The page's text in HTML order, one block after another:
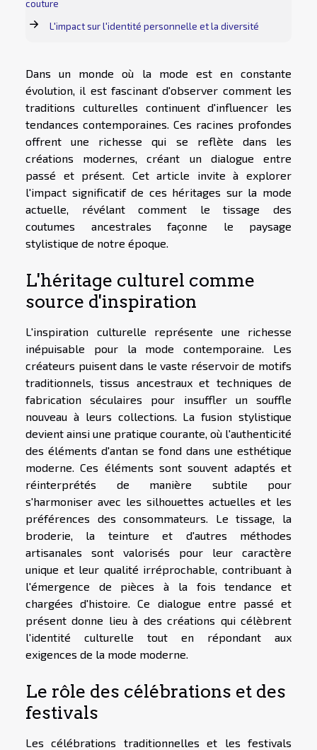
couture
L'impact sur l'identité personnelle et la diversité
Dans un monde où la mode est en constante
évolution, il est fascinant d'observer comment les
traditions culturelles continuent d'influencer les
tendances contemporaines. Ces racines profondes
offrent une richesse qui se reflète dans les
créations modernes, créant un dialogue entre
passé et présent. Cet article invite à explorer
l'impact significatif de ces héritages sur la mode
actuelle, révélant comment le tissage des
coutumes ancestrales façonne le paysage
stylistique de notre époque.
L'héritage culturel comme
source d'inspiration
L'inspiration culturelle représente une richesse
inépuisable pour la mode contemporaine. Les
créateurs puisent dans le vaste réservoir de motifs
traditionnels, tissus ancestraux et techniques de
fabrication séculaires pour insuffler un souffle
nouveau à leurs collections. La fusion stylistique
devient ainsi une pratique courante, où l'authenticité
des éléments d'antan se fond dans une esthétique
moderne. Ces éléments sont souvent adaptés et
réinterprétés de manière subtile pour
s'harmoniser avec les silhouettes actuelles et les
préférences des consommateurs. Le tissage, la
broderie, la teinture et d'autres méthodes
artisanales sont valorisés pour leur caractère
unique et leur qualité irréprochable, contribuant à
l'émergence de pièces à la fois tendance et
chargées d'histoire. Ce dialogue entre passé et
présent donne lieu à des créations qui célèbrent
l'identité culturelle tout en répondant aux
exigences de la mode moderne.
Le rôle des célébrations et des
festivals
Les célébrations traditionnelles et les festivals